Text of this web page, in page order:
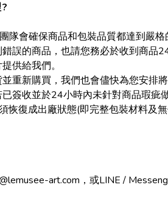
隊會確保商品和包裝品質都達到嚴格
誤的商品，也請您務必於收到商品
供給我們。
重新購買，我們也會儘快為您安排將
簽收並於24小時內未針對商品瑕疵
復成出廠狀態(即完整包裝材料及無
art.com，或LINE /